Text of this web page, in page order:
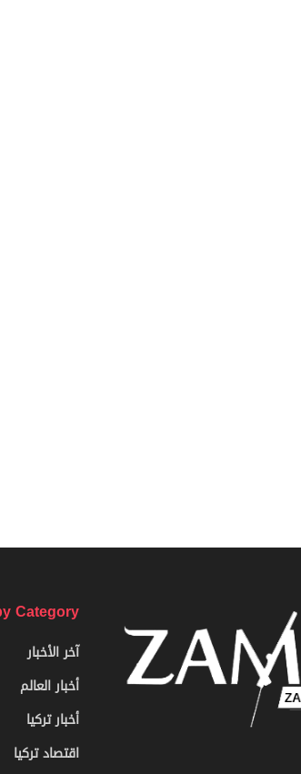
Category
آخر الأخبار
أخبار العالم
أخبار تركيا
اقتصاد تركيا